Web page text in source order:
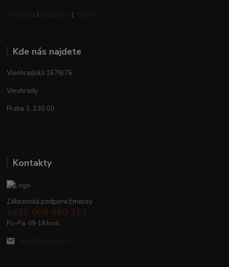
Facebook I Instagram I TikTok
Kde nás najdete
Vinohradská 1678/76
Vinohrady
Praha 3, 130 00
Kontakty
Zákaznická podpora Emessy
+420 608 460 353
Po-Pá: 09-18 hod.
info@emessa.cz